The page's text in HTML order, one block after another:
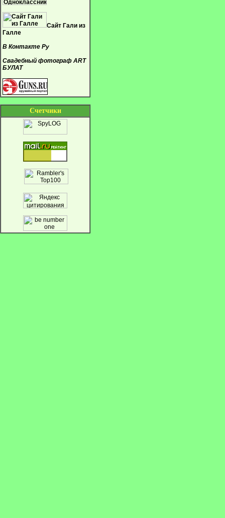
Сайт Гали из
Галле
В Контакте Ру
Свадебный фотограф ART
БУЛАТ
Cчетчики